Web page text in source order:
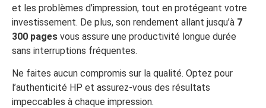
et les problèmes d’impression, tout en protégeant votre
investissement. De plus, son rendement allant jusqu’à 7
300 pages vous assure une productivité longue durée
sans interruptions fréquentes.
Ne faites aucun compromis sur la qualité. Optez pour
l’authenticité HP et assurez-vous des résultats
impeccables à chaque impression.